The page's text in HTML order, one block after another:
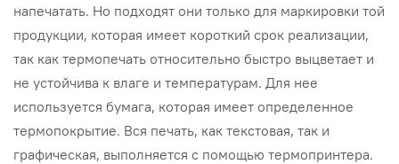
напечатать. Но подходят они только для маркировки той
продукции, которая имеет короткий срок реализации,
так как термопечать относительно быстро выцветает и
не устойчива к влаге и температурам. Для нее
используется бумага, которая имеет определенное
термопокрытие. Вся печать, как текстовая, так и
графическая, выполняется с помощью термопринтера.